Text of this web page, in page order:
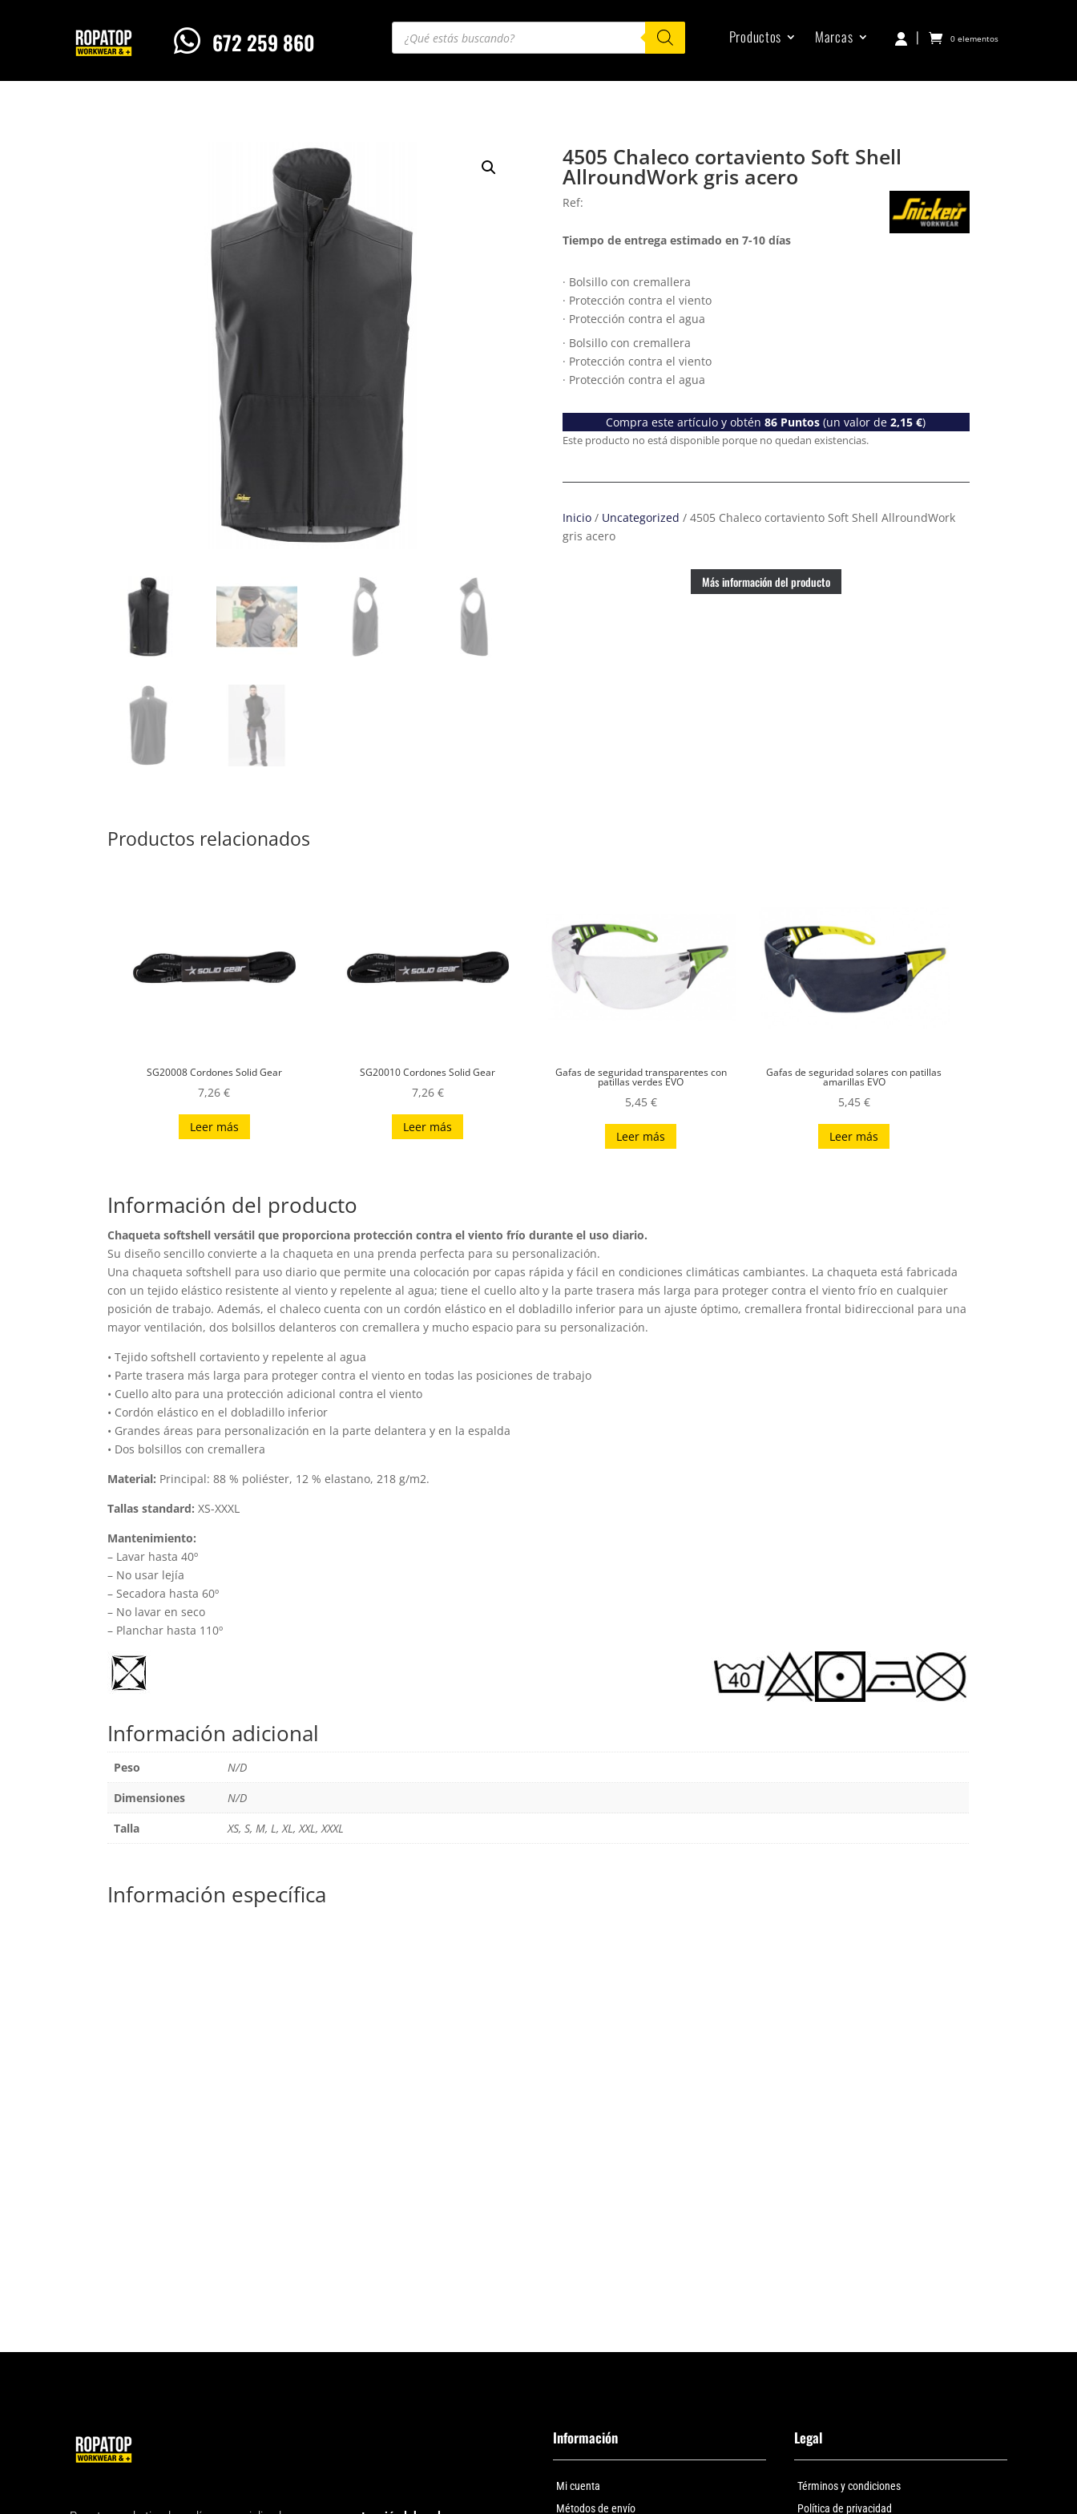
 672 259 860
Búsqueda
productos
Productos Marcas | 0 elementos
4505 Chaleco cortaviento Soft Shell
AllroundWork gris acero
Ref:
Tiempo de entrega estimado en 7-10 días
· Bolsillo con cremallera
· Protección contra el viento
· Protección contra el agua
· Bolsillo con cremallera
· Protección contra el viento
· Protección contra el agua
Compra este artículo y obtén86 Puntos (un valor de2,15€)
Este producto no está disponible porque no quedan existencias.
Inicio/ Uncategorized / 4505 Chaleco cortaviento Soft Shell AllroundWork
gris acero
Más información del producto
Productos relacionados
SG20008 Cordones Solid Gear
7,26€
Leer más
SG20010 Cordones Solid Gear
7,26 €
Leer más
Gafas de seguridad transparentes con
patillas verdes EVO
5,45 €
Leer más
Gafas de seguridad solares con patillas
amarillas EVO
5,45 €
Leer más
Información del producto
Chaqueta softshell versátil que proporciona protección contra el viento frío durante el uso diario.
Su diseño sencillo convierte a la chaqueta en una prenda perfecta para su personalización.
Una chaqueta softshell para uso diario que permite una colocación por capas rápida y fácil en condiciones climáticas cambiantes. La chaqueta está fabricada
con un tejido elástico resistente al viento y repelente al agua; tiene el cuello alto y la parte trasera más larga para proteger contra el viento frío en cualquier
posición de trabajo. Además, el chaleco cuenta con un cordón elástico en el dobladillo inferior para un ajuste óptimo, cremallera frontal bidireccional para una
mayor ventilación, dos bolsillos delanteros con cremallera y mucho espacio para su personalización.
• Tejido softshell cortaviento y repelente al agua
• Parte trasera más larga para proteger contra el viento en todas las posiciones de trabajo
• Cuello alto para una protección adicional contra el viento
• Cordón elástico en el dobladillo inferior
• Grandes áreas para personalización en la parte delantera y en la espalda
• Dos bolsillos con cremallera
Material: Principal: 88 % poliéster, 12 % elastano, 218 g/m2.
Tallas standard: XS-XXXL
Mantenimiento:
– Lavar hasta 40º
– No usar lejía
– Secadora hasta 60º
– No lavar en seco
– Planchar hasta 110º
Información adicional
Peso
N/D
Dimensiones
N/D
Talla
XS, S, M, L, XL, XXL, XXXL
Información específica
Información
Mi cuenta
Métodos de envío
Legal
Términos y condiciones
Política de privacidad